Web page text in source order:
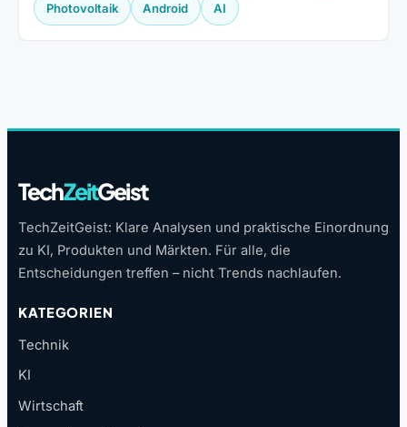
Photovoltaik Android AI
TechZeitGeist
TechZeitGeist: Klare Analysen und praktische Einordnung
zu KI, Produkten und Märkten. Für alle, die
Entscheidungen treffen – nicht Trends nachlaufen.
KATEGORIEN
Technik
KI
Wirtschaft